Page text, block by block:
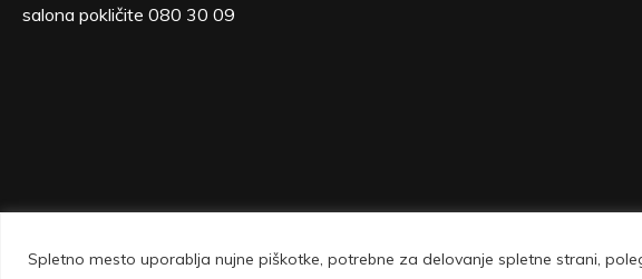
Spletno mesto uporablja nujne piškotke, potrebne za delovanje spletne strani,
salona pokličite 080 30 09
Vovko d.o.o., Setnikarjeva 1, 1000 Ljubljana | © Copyright 2026